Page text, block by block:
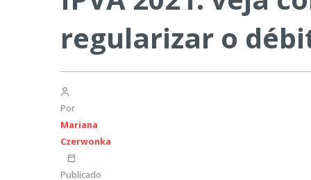
regularizar o
Por
Mariana
Czerwonka
Publicado